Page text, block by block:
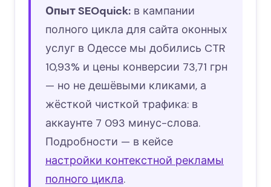
Опыт SEOquick: в кампании
полного цикла для сайта оконных
услуг в Одессе мы добились CTR
10,93% и цены конверсии 73,71 грн
— но не дешёвыми кликами, а
жёсткой чисткой трафика: в
аккаунте 7 093 минус-слова.
Подробности — в кейсе
настройки контекстной рекламы
полного цикла.